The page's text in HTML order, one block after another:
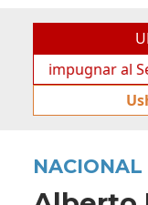
al Senador
NACIONAL